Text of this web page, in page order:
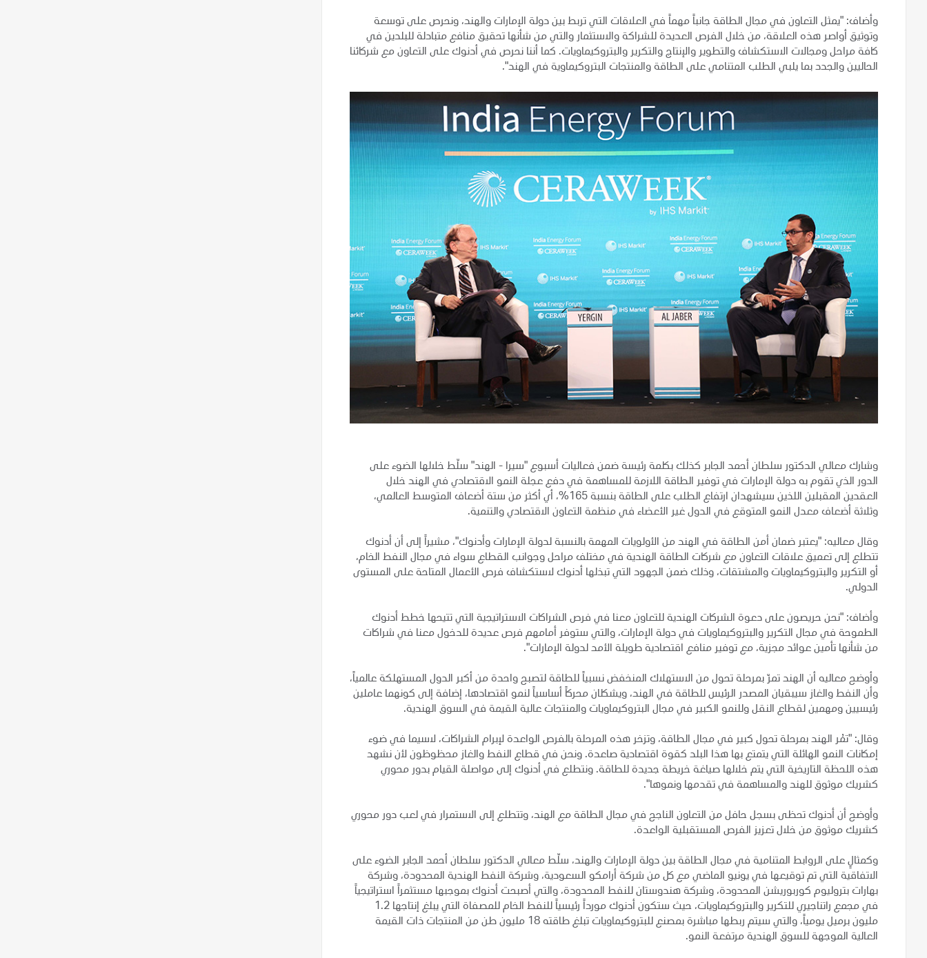
وأضاف: "يمثل التعاون في مجال الطاقة جانباً مهماً في العلاقات التي تربط بين دولة الإمارات والهند، ونحرص على توسعة
وتوثيق أواصر هذه العلاقة، من خلال الفرص العديدة للشراكة والاستثمار والتي من شأنها تحقيق منافع متبادلة للبلدين في
كافة مراحل ومجالات الاستكشاف والتطوير والإنتاج والتكرير والبتروكيماويات. كما أننا نحرص في أدنوك على التعاون مع شركائنا
الحاليين والجدد بما يلبي الطلب المتنامي على الطاقة والمنتجات البتروكيماوية في الهند".
وشارك معالي الدكتور سلطان أحمد الجابر كذلك بكلمة رئيسة ضمن فعاليات أسبوع "سيرا - الهند" سلّط خلالها الضوء على
الدور الذي تقوم به دولة الإمارات في توفير الطاقة اللازمة للمساهمة في دفع عجلة النمو الاقتصادي في الهند خلال
العقدين المقبلين اللذين سيشهدان ارتفاع الطلب على الطاقة بنسبة 165%، أي أكثر من ستة أضعاف المتوسط العالمي،
وثلاثة أضعاف معدل النمو المتوقع في الدول غير الأعضاء في منظمة التعاون الاقتصادي والتنمية.
وقال معاليه: "يعتبر ضمان أمن الطاقة في الهند من الأولويات المهمة بالنسبة لدولة الإمارات وأدنوك"، مشيراً إلى أن أدنوك
تتطلع إلى تعميق علاقات التعاون مع شركات الطاقة الهندية في مختلف مراحل وجوانب القطاع سواء في مجال النفط الخام،
أو التكرير والبتروكيماويات والمشتقات، وذلك ضمن الجهود التي تبذلها أدنوك لاستكشاف فرص الأعمال المتاحة على المستوى
الدولي.
وأضاف: "نحن حريصون على دعوة الشركات الهندية للتعاون معنا في فرص الشراكات الاستراتيجية التي تتيحها خطط أدنوك
الطموحة في مجال التكرير والبتروكيماويات في دولة الإمارات، والتي ستوفر أمامهم فرص عديدة للدخول معنا في شراكات
من شأنها تأمين عوائد مجزية، مع توفير منافع اقتصادية طويلة الأمد لدولة الإمارات".
وأوضح معاليه أن الهند تمرّ بمرحلة تحول من الاستهلاك المنخفض نسبياً للطاقة لتصبح واحدة من أكبر الدول المستهلكة عالمياً،
وأن النفط والغاز سيبقيان المصدر الرئيس للطاقة في الهند، ويشكلان محركاً أساسياً لنمو اقتصادها، إضافة إلى كونهما عاملين
رئيسيين ومهمين لقطاع النقل وللنمو الكبير في مجال البتروكيماويات والمنتجات عالية القيمة في السوق الهندية.
وقال: "تمُر الهند بمرحلة تحول كبير في مجال الطاقة، وتزخر هذه المرحلة بالفرص الواعدة لإبرام الشراكات، لاسيما في ضوء
إمكانات النمو الهائلة التي يتمتع بها هذا البلد كقوة اقتصادية صاعدة. ونحن في قطاع النفط والغاز محظوظون لأن نشهد
هذه اللحظة التاريخية التي يتم خلالها صياغة خريطة جديدة للطاقة. ونتطلع في أدنوك إلى مواصلة القيام بدور محوري
كشريك موثوق للهند والمساهمة في تقدمها ونموها".
وأوضح أن أدنوك تحظى بسجل حافل من التعاون الناجح في مجال الطاقة مع الهند، وتتطلع إلى الاستمرار في لعب دور محوري
كشريك موثوق من خلال تعزيز الفرص المستقبلية الواعدة.
وكمثالٍ على الروابط المتنامية في مجال الطاقة بين دولة الإمارات والهند، سلّط معالي الدكتور سلطان أحمد الجابر الضوء على
الاتفاقية التي تم توقيعها في يونيو الماضي مع كل من شركة أرامكو السعودية، وشركة النفط الهندية المحدودة، وشركة
بهارات بتروليوم كوربوريشن المحدودة، وشركة هندوستان للنفط المحدودة، والتي أصبحت أدنوك بموجبها مستثمراً استراتيجياً
في مجمع راتناجيري للتكرير والبتروكيماويات، حيث ستكون أدنوك مورداً رئيسياً للنفط الخام للمصفاة التي يبلغ إنتاجها 1.2
مليون برميل يومياً، والتي سيتم ربطها مباشرة بمصنع للبتروكيماويات تبلغ طاقته 18 مليون طن من المنتجات ذات القيمة
العالية الموجهة للسوق الهندية مرتفعة النمو.